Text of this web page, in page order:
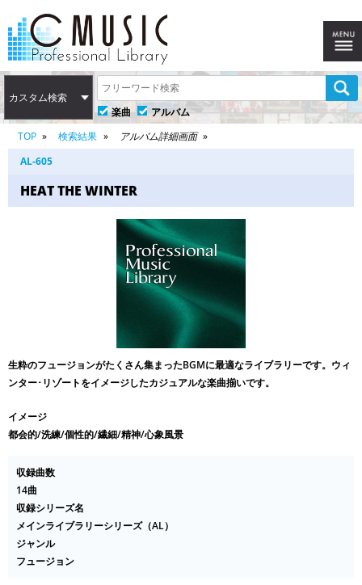
カスタム検索
楽曲
アルバム
TOP
検索結果
アルバム詳細画面
AL-605
HEAT THE WINTER
生粋のフュージョンがたくさん集まったBGMに最適なライブラリーです。ウィ
ンター･リゾートをイメージしたカジュアルな楽曲揃いです。
イメージ
都会的/洗練/個性的/繊細/精神/心象風景
収録曲数
14曲
収録シリーズ名
メインライブラリーシリーズ（AL）
ジャンル
フュージョン